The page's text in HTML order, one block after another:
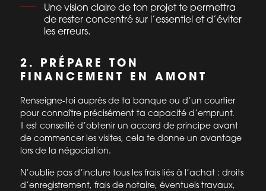
Une vision claire de ton projet te permettra
de rester concentré sur l’essentiel et d’éviter
les erreurs.
2. PRÉPARE TON
FINANCEMENT EN AMONT
Renseigne-toi auprès de ta banque ou d’un courtier
pour connaître précisément ta capacité d’emprunt.
Il est conseillé d’obtenir un accord de principe avant
de commencer les visites, cela te donne un avantage
lors de la négociation.
N’oublie pas d’inclure tous les frais liés à l’achat : droits
d’enregistrement, frais de notaire, éventuels travaux,